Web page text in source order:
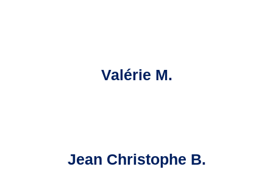
Valérie M.
Jean Christophe B.